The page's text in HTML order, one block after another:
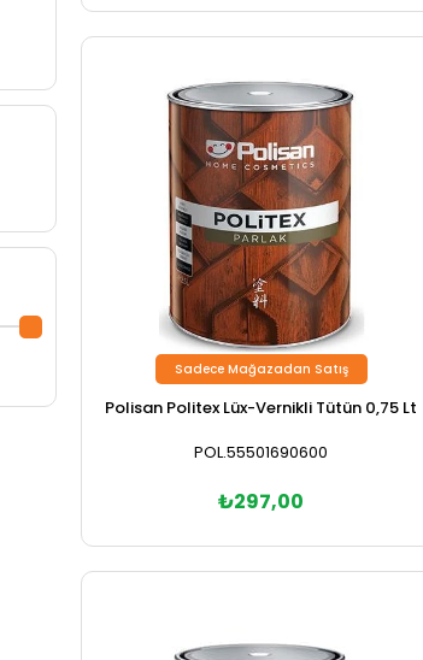
Polisan Politex Lüx-Vernikli Tütün 0,75 Lt
POL.55501690600
₺297,00
Sadece Mağazadan Satış